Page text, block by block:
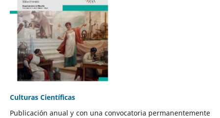
Culturas Científicas
Publicación anual y con una convocatoria permanentemente